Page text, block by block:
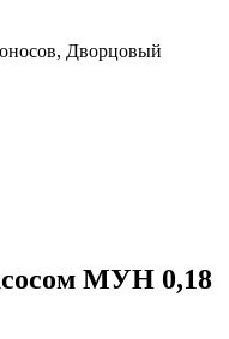
Дворцовый
МУН 0,18